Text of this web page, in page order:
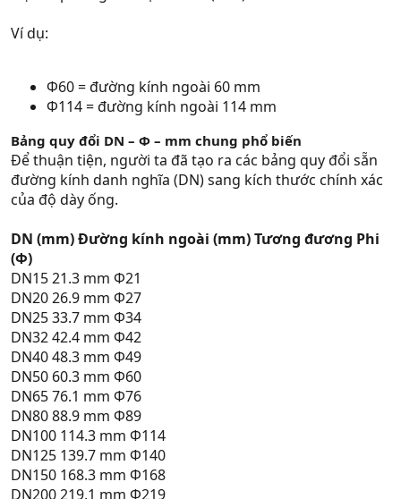
Ví dụ:
Φ60 = đường kính ngoài 60 mm
Φ114 = đường kính ngoài 114 mm
Bảng quy đổi DN – Φ – mm chung phổ biến
Để thuận tiện, người ta đã tạo ra các bảng quy đổi sẵn
đường kính danh nghĩa (DN) sang kích thước chính xác
của độ dày ống.
DN (mm)Đường kính ngoài (mm)Tương đương Phi
(Φ)
DN15 21.3 mm Φ21
DN20 26.9 mm Φ27
DN25 33.7 mm Φ34
DN32 42.4 mm Φ42
DN40 48.3 mm Φ49
DN50 60.3 mm Φ60
DN65 76.1 mm Φ76
DN80 88.9 mm Φ89
DN100 114.3 mm Φ114
DN125 139.7 mm Φ140
DN150 168.3 mm Φ168
DN200 219.1 mm Φ219